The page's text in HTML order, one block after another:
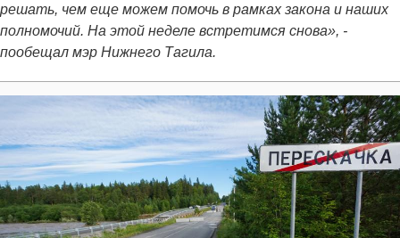
решать, чем еще можем помочь в рамках закона и наших
полномочий. На этой неделе встретимся снова», -
пообещал мэр Нижнего Тагила.